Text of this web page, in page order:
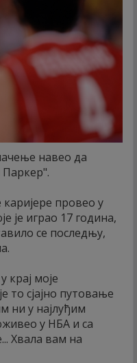
навео да
каријере провео у
је играо 17 година,
се последњу,
крај моје
то сјајно путовање
ни у најлуђим
у НБА и са
Хвала вам на